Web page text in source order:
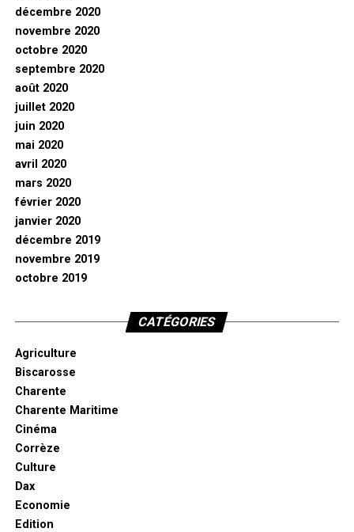
décembre 2020
novembre 2020
octobre 2020
septembre 2020
août 2020
juillet 2020
juin 2020
mai 2020
avril 2020
mars 2020
février 2020
janvier 2020
décembre 2019
novembre 2019
octobre 2019
CATÉGORIES
Agriculture
Biscarosse
Charente
Charente Maritime
Cinéma
Corrèze
Culture
Dax
Economie
Edition